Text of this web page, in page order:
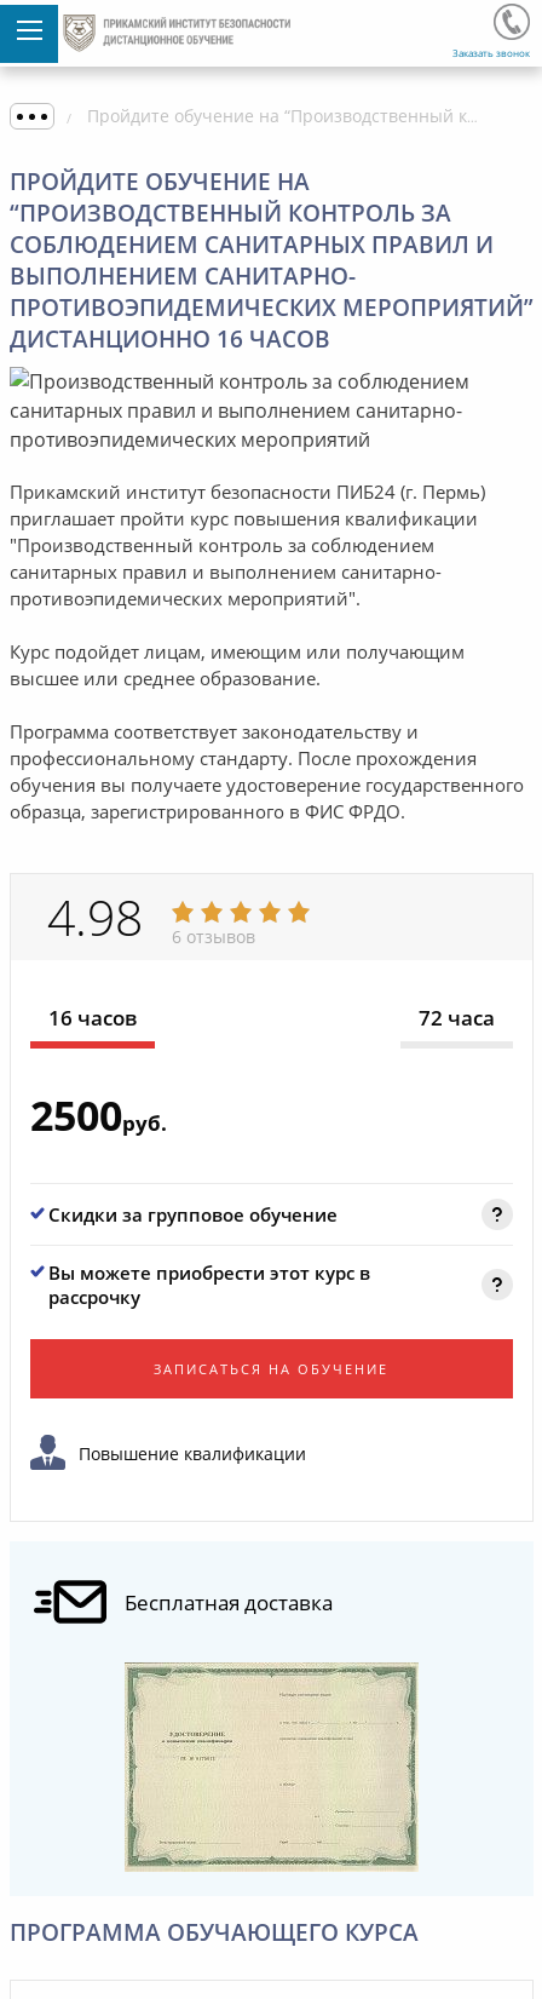
Заказать звонок
Пройдите обучение на “Производственный контроль за соблюдением санитарных правил и выполнением санитарно-противоэпидемических мероприятий” дистанционно 16 часов
ПРОЙДИТЕ ОБУЧЕНИЕ НА
“ПРОИЗВОДСТВЕННЫЙ КОНТРОЛЬ ЗА
СОБЛЮДЕНИЕМ САНИТАРНЫХ ПРАВИЛ И
ВЫПОЛНЕНИЕМ САНИТАРНО-
ПРОТИВОЭПИДЕМИЧЕСКИХ МЕРОПРИЯТИЙ”
ДИСТАНЦИОННО 16 ЧАСОВ
Прикамский институт безопасности ПИБ24 (г. Пермь)
приглашает пройти курс повышения квалификации
"Производственный контроль за соблюдением
санитарных правил и выполнением санитарно-
противоэпидемических мероприятий".
Курс подойдет лицам, имеющим или получающим
высшее или среднее образование.
Программа соответствует законодательству и
профессиональному стандарту. После прохождения
обучения вы получаете удостоверение государственного
образца, зарегистрированного в ФИС ФРДО.
4.98 6 отзывов
16 часов 72 часа
2500руб.
Скидки за групповое обучение
Вы можете приобрести этот курс в
рассрочку
ЗАПИСАТЬСЯ НА ОБУЧЕНИЕ
Повышение квалификации
Бесплатная доставка
ПРОГРАММА ОБУЧАЮЩЕГО КУРСА